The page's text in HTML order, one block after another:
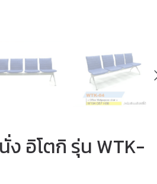
ง อิโตกิ รุ่น WTK-